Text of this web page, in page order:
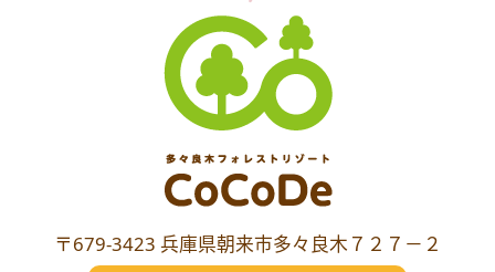
〒679-3423 兵庫県朝来市多々良木７２７－２